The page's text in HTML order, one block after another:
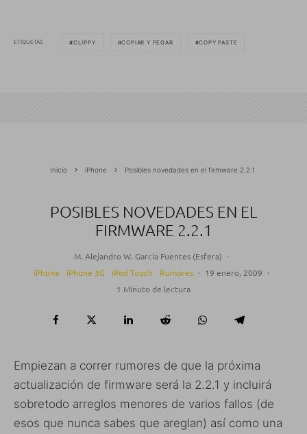
ETIQUETAS CLIPPY COPIAR Y PEGAR COPY PASTE
Inicio iPhone Posibles novedades en el firmware 2.2.1
POSIBLES NOVEDADES EN EL
FIRMWARE 2.2.1
M. Alejandro W. García Fuentes (Esfera) ·
iPhone
iPhone 3G iPod Touch Rumores · 19 enero, 2009 ·
1 Minuto de lectura
Empiezan a correr rumores de que la próxima
actualización de firmware será la 2.2.1 y incluirá
sobretodo arreglos menores de varios fallos (de
esos que nunca sabes que areglan) así como una